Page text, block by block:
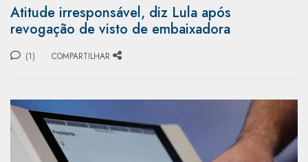
Atitude irresponsável, diz Lula após
revogação de visto de embaixadora
(1) COMPARTILHAR